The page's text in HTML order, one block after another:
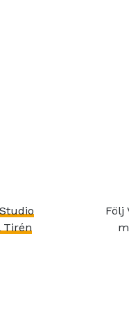
Tirén
Följ